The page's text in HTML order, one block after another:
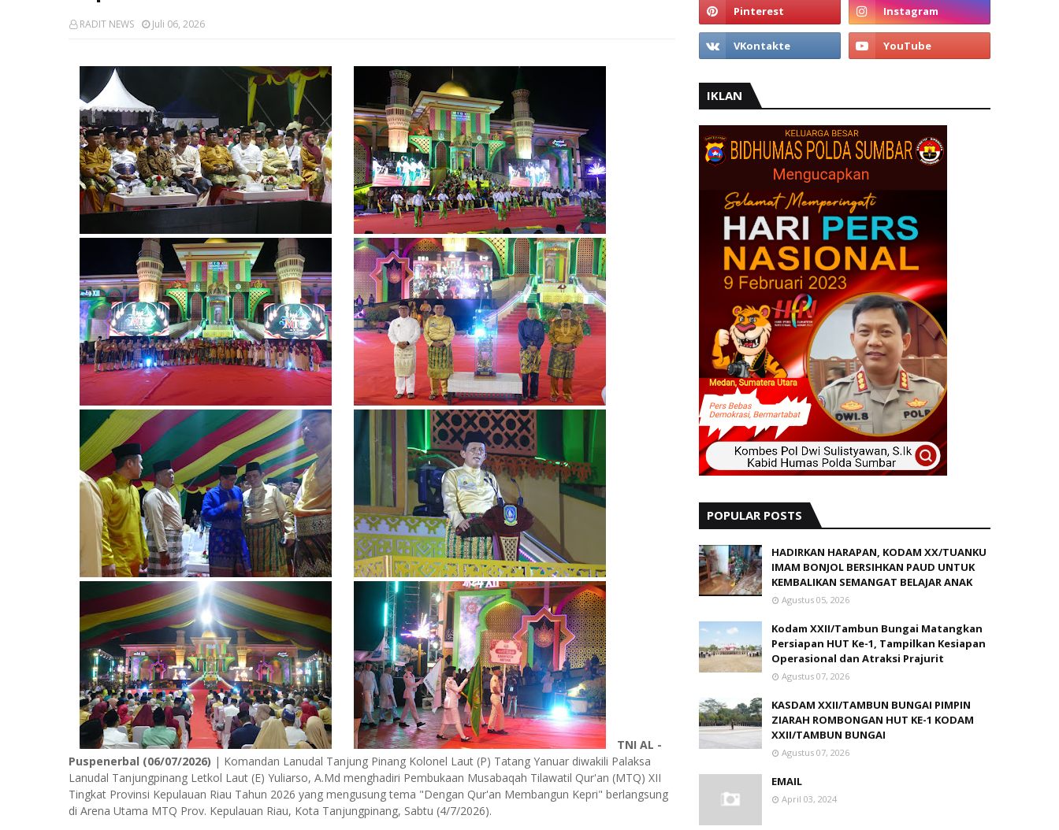
RADIT NEWS Juli 06, 2026
TNI AL -
Puspenerbal (06/07/2026) | Komandan Lanudal Tanjung Pinang Kolonel Laut (P) Tatang Yanuar diwakili Palaksa
Lanudal Tanjungpinang Letkol Laut (E) Yuliarso, A.Md menghadiri Pembukaan Musabaqah Tilawatil Qur'an (MTQ) XII
Tingkat Provinsi Kepulauan Riau Tahun 2026 yang mengusung tema "Dengan Qur'an Membangun Kepri" berlangsung
di Arena Utama MTQ Prov. Kepulauan Riau, Kota Tanjungpinang, Sabtu (4/7/2026).
IKLAN
POPULAR POSTS
HADIRKAN HARAPAN, KODAM XX/TUANKU
IMAM BONJOL BERSIHKAN PAUD UNTUK
KEMBALIKAN SEMANGAT BELAJAR ANAK
Agustus 05, 2026
Kodam XXII/Tambun Bungai Matangkan
Persiapan HUT Ke-1, Tampilkan Kesiapan
Operasional dan Atraksi Prajurit
Agustus 07, 2026
KASDAM XXII/TAMBUN BUNGAI PIMPIN
ZIARAH ROMBONGAN HUT KE-1 KODAM
XXII/TAMBUN BUNGAI
Agustus 07, 2026
EMAIL
April 03, 2024